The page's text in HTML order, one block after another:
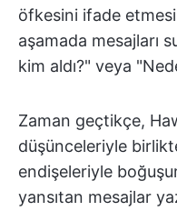
öfkesini ifade
aşamada mesajları
kim aldı?" veya
Zaman geçtikçe,
düşünceleriyle
endişeleriyle
yansıtan mesajlar